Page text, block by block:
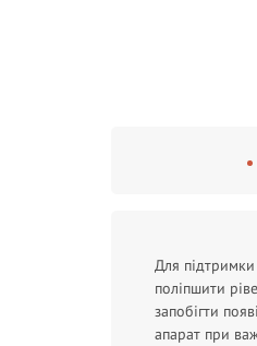
Для
поліпшити
запобігти
апарат при